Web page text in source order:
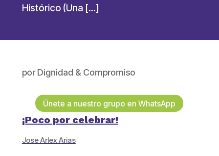
Histórico (Una […]
porDignidad & Compromiso
Únete a nuestro grupo en WhatsApp
¡Poco por celebrar!
Jose Arlex Arias